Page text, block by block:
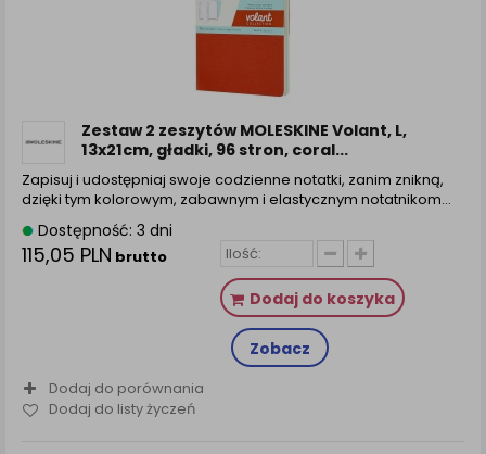
Zestaw 2 zeszytów MOLESKINE Volant, L,
13x21cm, gładki, 96 stron, coral...
Zapisuj i udostępniaj swoje codzienne notatki, zanim znikną,
dzięki tym kolorowym, zabawnym i elastycznym notatnikom…
Dostępność: 3 dni
115,05 PLN brutto
Dodaj do koszyka
Zobacz
Dodaj do porównania
Dodaj do listy życzeń